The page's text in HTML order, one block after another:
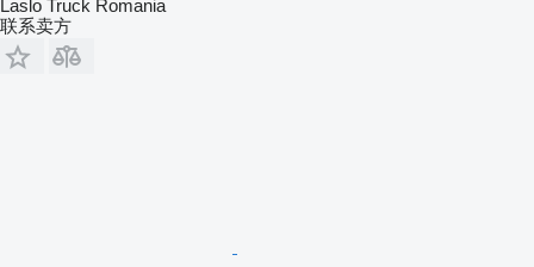
Laslo Truck Romania
联系卖方